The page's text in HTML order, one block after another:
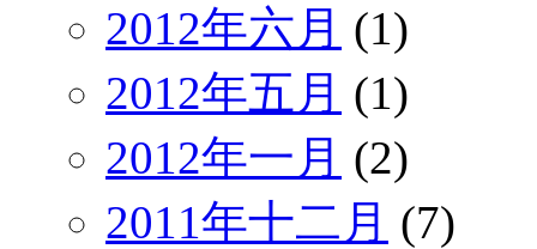
2012年六月 (1)
2012年五月 (1)
2012年一月 (2)
2011年十二月 (7)